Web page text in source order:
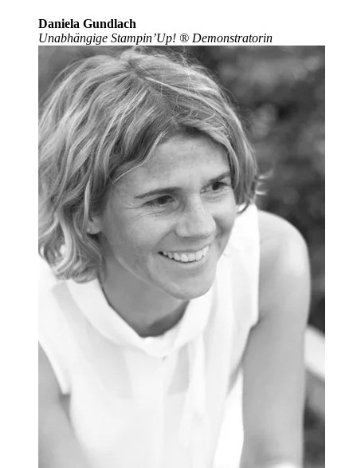
Daniela Gundlach
Unabhängige Stampin’Up! ® Demonstratorin